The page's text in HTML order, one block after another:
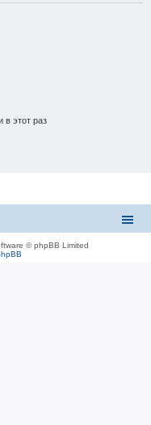
в этот раз
© phpBB Limited